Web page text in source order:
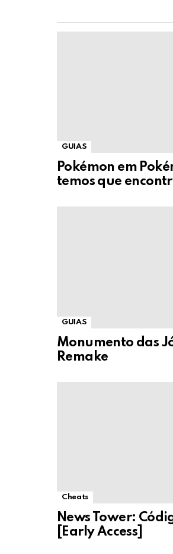
GUIAS
Pokémon em
temos que
GUIAS
Monumento das
Remake
Cheats
News Tower:
[Early Access]